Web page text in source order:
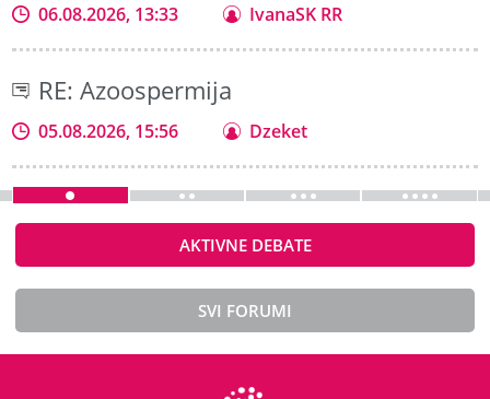
06.08.2026, 13:33 IvanaSK RR
RE: Azoospermija
05.08.2026, 15:56 Dzeket
AKTIVNE DEBATE
SVI FORUMI